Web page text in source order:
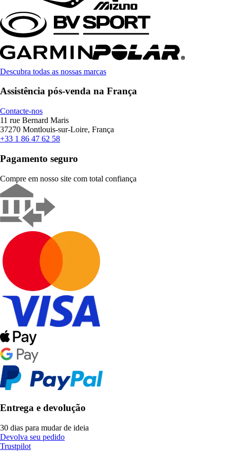
Descubra todas as nossas marcas
Assistência pós-venda na França
Contacte-nos
11 rue Bernard Maris
37270 Montlouis-sur-Loire, França
+33 1 86 47 62 58
Pagamento seguro
Compre em nosso site com total confiança
Entrega e devolução
30 dias para mudar de ideia
Devolva seu pedido
Trustpilot